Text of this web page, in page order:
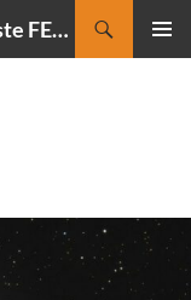
CIELMANIA : le blog de Jean-Baptiste FELDMANN, photographe du ciel